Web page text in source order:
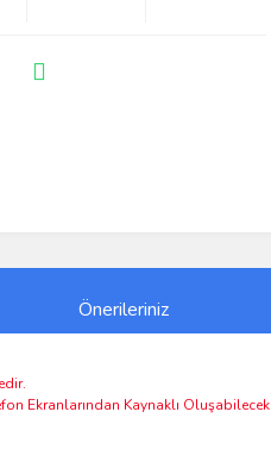
Önerileriniz
Ekranlarından Kaynaklı Oluşabilecek